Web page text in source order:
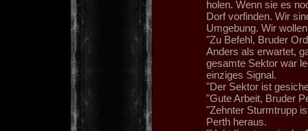
holen. Wenn sie es
Dorf vorfinden. Wir
Umgebung. Wir
"Zu Befehl, Bruder
Anders als erwartet,
gesamte Sektor war
einziges Signal.
"Der Sektor ist
"Gute Arbeit, Bruder
"Zehnter Sturmtrupp
Perth heraus.